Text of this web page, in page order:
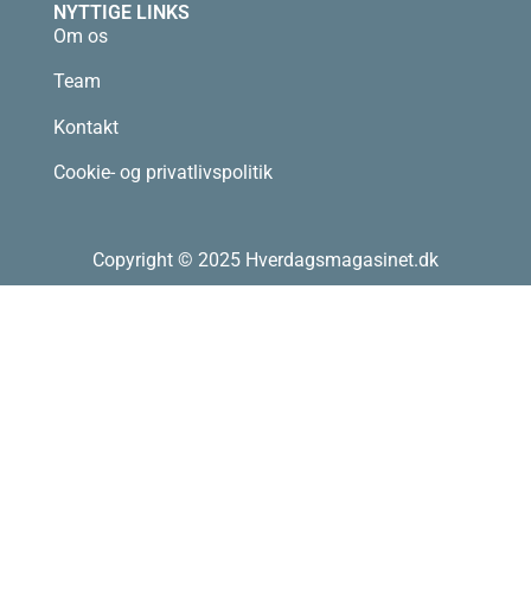
NYTTIGE LINKS
Om os
Team
Kontakt
Cookie- og privatlivspolitik
Copyright © 2025 Hverdagsmagasinet.dk